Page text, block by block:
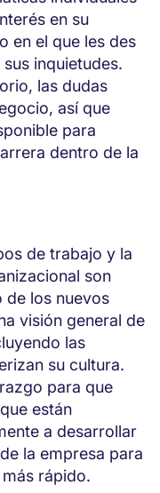
en su
en el que les des
inquietudes.
las dudas
así que
para
dentro de la
de trabajo y la
son
de los nuevos
visión general de
las
su cultura.
para que
están
a desarrollar
la empresa para
rápido.